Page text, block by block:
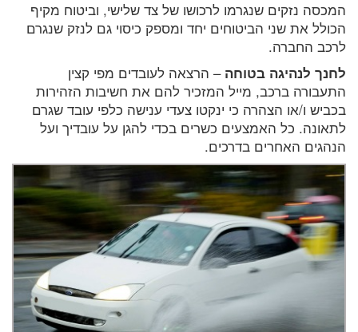
המכסה נזקים שנגרמו לרכושו של צד שלישי, וביטוח מקיף
הכולל את שני הביטוחים יחד ומספק כיסוי גם לנזק שנגרם
לרכב החברה.
לחנך לנהיגה בטוחה – הרצאה לעובדים מפי קצין
התעבורה ברכב, מייל המזכיר להם את חשיבות הזהירות
בכביש ו/או הצהרה כי ינקטו צעדי ענישה כלפי עובד שגרם
לתאונה. כל האמצעים כשרים בכדי להגן על עובדיך ועל
הנהגים האחרים בדרכים.